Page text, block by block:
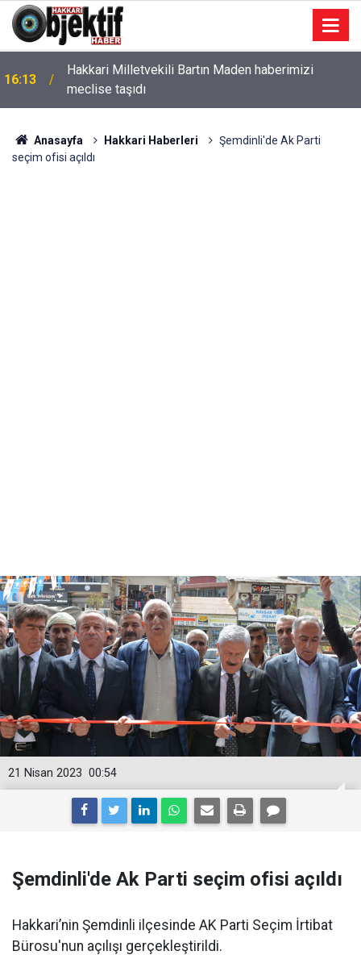
16:13
Hakkari Milletvekili Bartın Maden haberimizi
meclise taşıdı
Anasayfa Hakkari Haberleri
Şemdinli'de Ak Parti
seçim ofisi açıldı
00:54
21 Nisan 2023
Şemdinli'de Ak Parti seçim ofisi açıldı
Hakkari’nin Şemdinli ilçesinde AK Parti Seçim İrtibat
Bürosu'nun açılışı gerçekleştirildi.